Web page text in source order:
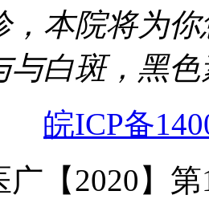
，本院将为
与白斑，黑
皖ICP备
广【2020】